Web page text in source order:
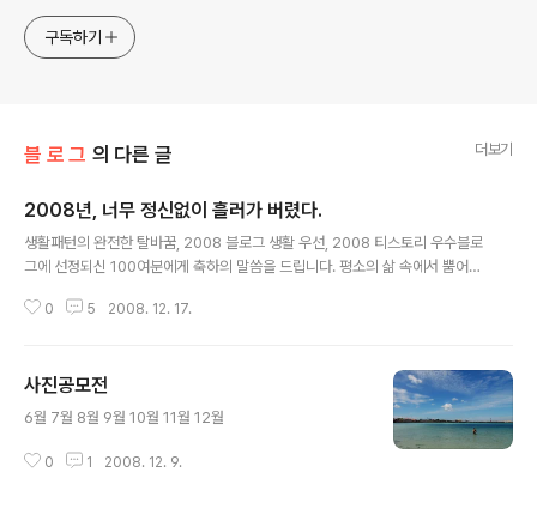
구독하기
블 로 그 의 다른 글 더보기
2008년, 너무 정신없이 흘러가 버렸다.
생활패턴의 완전한 탈바꿈, 2008 블로그 생활 우선, 2008 티스토리 우수블로
그에 선정되신 100여분에게 축하의 말씀을 드립니다. 평소의 삶 속에서 뿜어져
는 결과물이라고 보여 집니다. 다시한번 큰 박수를 보내드립니다. 다음블로그를
고하고 난 후 열정적으로 매달리기 시작한 것이 바로 여행이었습니다. 금연에
성공하신 분들이면 누구나 겪었을 것입니다. 무료함이 가장 힘들더군요. 그래서
생각해 낸 것이 바로 '떠나자'였습니다. 가방 하나만 둘러매고 산으로, 바다로,
섬으로 그..
0 5 2008. 12. 17.
사진공모전
6월 7월 8월 9월 10월 11월 12월
0 1 2008. 12. 9.